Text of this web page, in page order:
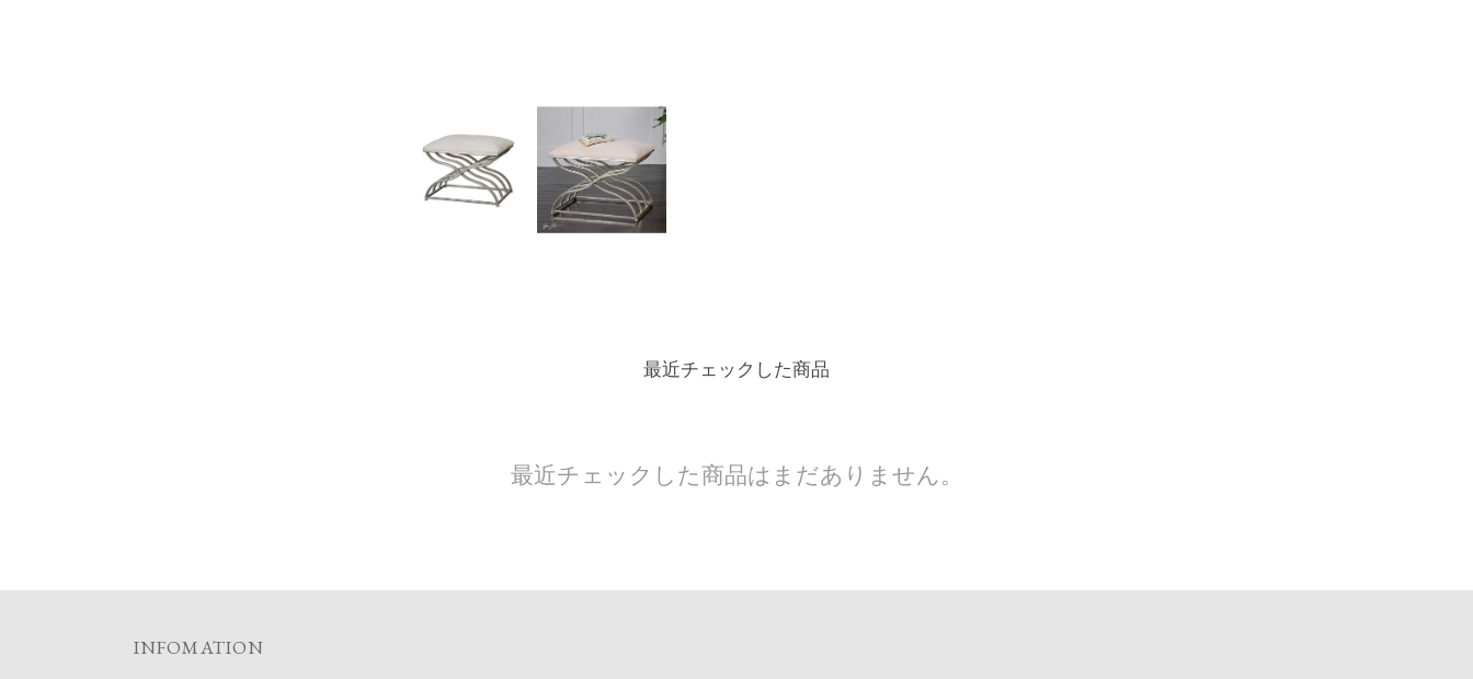
最近チェックした商品
最近チェックした商品はまだありません。
INFOMATION